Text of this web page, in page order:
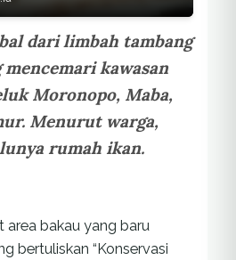
dari limbah tambang
mencemari kawasan
Moronopo, Maba,
Menurut warga,
rumah ikan.
area bakau yang baru
bertuliskan “Konservasi